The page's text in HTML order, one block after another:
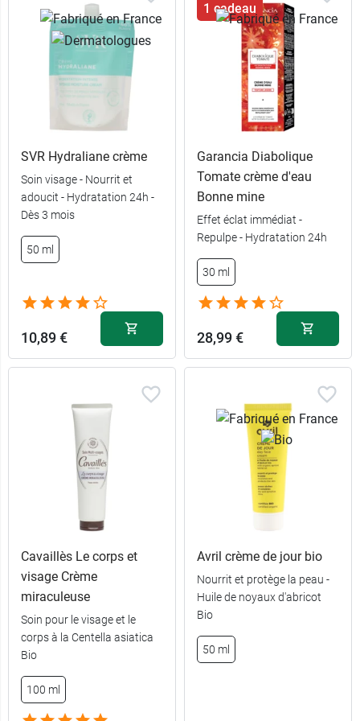
SVR Hydraliane crème
Soin visage - Nourrit et
adoucit - Hydratation 24h -
Dès 3 mois
50 ml
10,89 €
1 cadeau
Garancia Diabolique
Tomate crème d'eau
Bonne mine
Effet éclat immédiat -
Repulpe - Hydratation 24h
30 ml
28,99 €
Cavaillès Le corps et
visage Crème
miraculeuse
Soin pour le visage et le
corps à la Centella asiatica
Bio
100 ml
Avril crème de jour bio
Nourrit et protège la peau -
Huile de noyaux d'abricot
Bio
50 ml